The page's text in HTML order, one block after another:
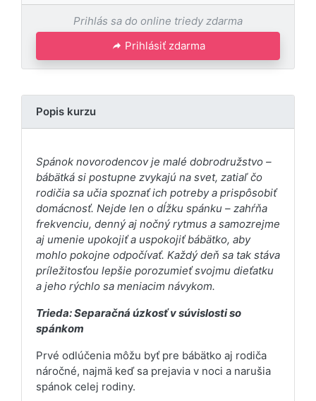
Prihlás sa do online triedy zdarma
Prihlásiť zdarma
Popis kurzu
Spánok novorodencov je malé dobrodružstvo –
bábätká si postupne zvykajú na svet, zatiaľ čo
rodičia sa učia spoznať ich potreby a prispôsobiť
domácnosť. Nejde len o dĺžku spánku – zahŕňa
frekvenciu, denný aj nočný rytmus a samozrejme
aj umenie upokojiť a uspokojiť bábätko, aby
mohlo pokojne odpočívať. Každý deň sa tak stáva
príležitosťou lepšie porozumieť svojmu dieťatku
a jeho rýchlo sa meniacim návykom.
Trieda: Separačná úzkosť v súvislosti so
spánkom
Prvé odlúčenia môžu byť pre bábätko aj rodiča
náročné, najmä keď sa prejavia v noci a narušia
spánok celej rodiny.